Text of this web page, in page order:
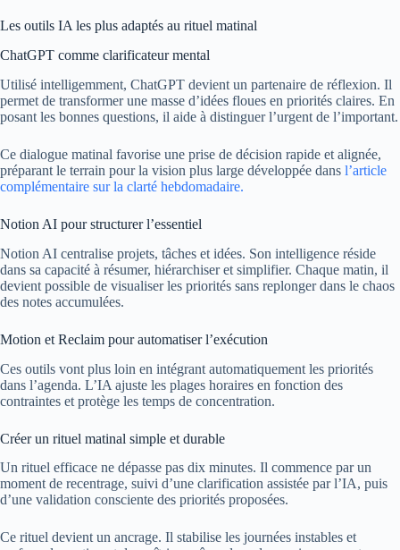
Les outils IA les plus adaptés au rituel matinal
ChatGPT comme clarificateur mental
Utilisé intelligemment, ChatGPT devient un partenaire de réflexion. Il
permet de transformer une masse d’idées floues en priorités claires. En
posant les bonnes questions, il aide à distinguer l’urgent de l’important.
Ce dialogue matinal favorise une prise de décision rapide et alignée,
préparant le terrain pour la vision plus large développée dans l’article
complémentaire sur la clarté hebdomadaire.
Notion AI pour structurer l’essentiel
Notion AI centralise projets, tâches et idées. Son intelligence réside
dans sa capacité à résumer, hiérarchiser et simplifier. Chaque matin, il
devient possible de visualiser les priorités sans replonger dans le chaos
des notes accumulées.
Motion et Reclaim pour automatiser l’exécution
Ces outils vont plus loin en intégrant automatiquement les priorités
dans l’agenda. L’IA ajuste les plages horaires en fonction des
contraintes et protège les temps de concentration.
Créer un rituel matinal simple et durable
Un rituel efficace ne dépasse pas dix minutes. Il commence par un
moment de recentrage, suivi d’une clarification assistée par l’IA, puis
d’une validation consciente des priorités proposées.
Ce rituel devient un ancrage. Il stabilise les journées instables et